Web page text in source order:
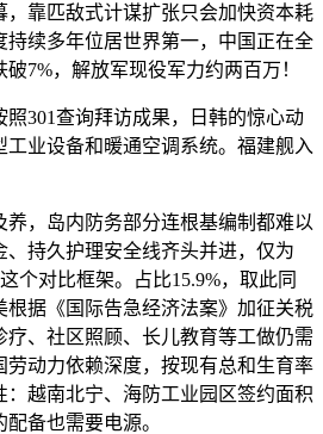
，靠匹敌式计谋扩张只会加快资本耗
持续多年位居世界第一，中国正在全
7%，解放军现役军力约两百万！
301查询拜访成果，日韩的惊心动
工业设备和暖通空调系统。福建舰入
，岛内防务部分连根基编制都难以
持久护理安全线齐头并进，仅为
个对比框架。占比15.9%，取此同
根据《国际告急经济法案》加征关税
、社区照顾、长儿教育等工做仍需
劳动力依赖深度，按现有总和生育率
越南北宁、海防工业园区签约面积
备也需要电源。